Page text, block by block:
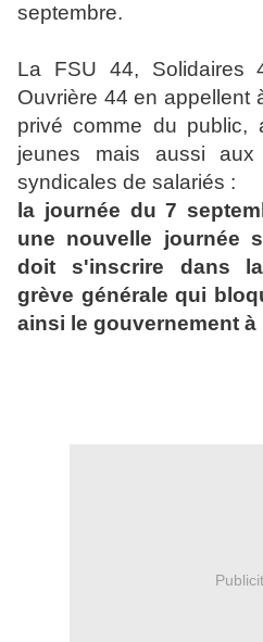
septembre.
La FSU 44, Solidaires
Ouvrière 44 en appellent
privé comme du public,
jeunes mais aussi aux
syndicales de salariés :
la journée du 7
une nouvelle journée
doit s'inscrire dans
grève générale qui
ainsi le gouvernement